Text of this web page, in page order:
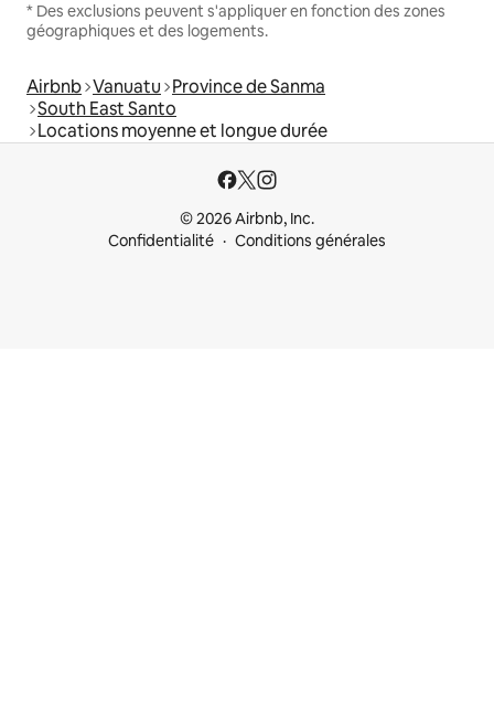
* Des exclusions peuvent s'appliquer en fonction des zones
géographiques et des logements.
Airbnb Vanuatu Province de Sanma
South East Santo
Locations moyenne et longue durée
© 2026 Airbnb, Inc.
Confidentialité
Conditions générales